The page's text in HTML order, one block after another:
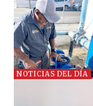
NOTICIAS DEL DÍA